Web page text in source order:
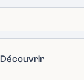
Découvrir